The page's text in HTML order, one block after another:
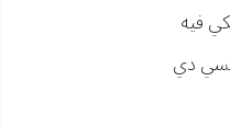
فيه
دي